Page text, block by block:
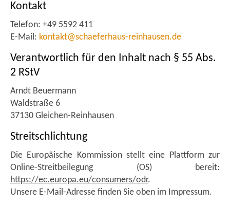
Kontakt
Telefon: +49 5592 411
E-Mail: kontakt@schaeferhaus-reinhausen.de
Verantwortlich für den Inhalt nach § 55 Abs.
2 RStV
Arndt Beuermann
Waldstraße 6
37130 Gleichen-Reinhausen
Streitschlichtung
Die Europäische Kommission stellt eine Plattform zur
Online-Streitbeilegung (OS) bereit:
https://ec.europa.eu/consumers/odr.
Unsere E-Mail-Adresse finden Sie oben im Impressum.